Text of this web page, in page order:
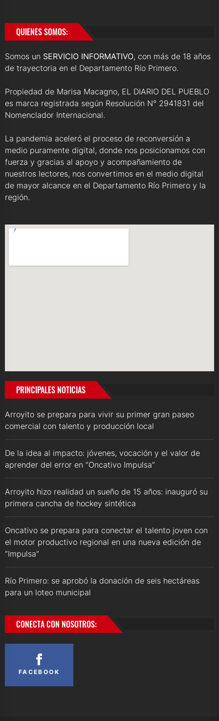
QUIENES SOMOS:
Somos un SERVICIO INFORMATIVO, con más de 18 años
de trayectoria en el Departamento Río Primero.
Propiedad de Marisa Macagno, EL DIARIO DEL PUEBLO
es marca registrada según Resolución N° 2941831 del
Nomenclador Internacional.
La pandemia aceleró el proceso de reconversión a
medio puramente digital, donde nos posicionamos con
fuerza y gracias al apoyo y acompañamiento de
nuestros lectores, nos convertimos en el medio digital
de mayor alcance en el Departamento Río Primero y la
región.
PRINCIPALES NOTICIAS
Arroyito se prepara para vivir su primer gran paseo
comercial con talento y producción local
De la idea al impacto: jóvenes, vocación y el valor de
aprender del error en “Oncativo Impulsa”
Arroyito hizo realidad un sueño de 15 años: inauguró su
primera cancha de hockey sintética
Oncativo se prepara para conectar el talento joven con
el motor productivo regional en una nueva edición de
“Impulsa”
Río Primero: se aprobó la donación de seis hectáreas
para un loteo municipal
CONECTA CON NOSOTROS:
FACEBOOK